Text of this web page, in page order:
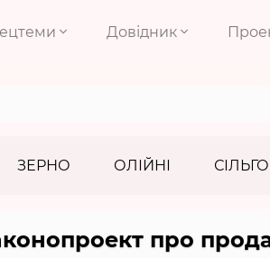
Довідник
ЗЕРНО ОЛІЙНІ
про